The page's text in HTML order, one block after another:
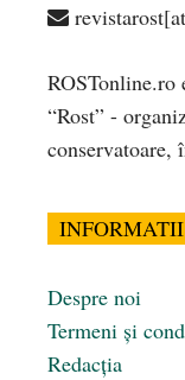
ROSTonline.ro
“Rost” -
conservatoare,
Despre noi
Termeni și
Redacția